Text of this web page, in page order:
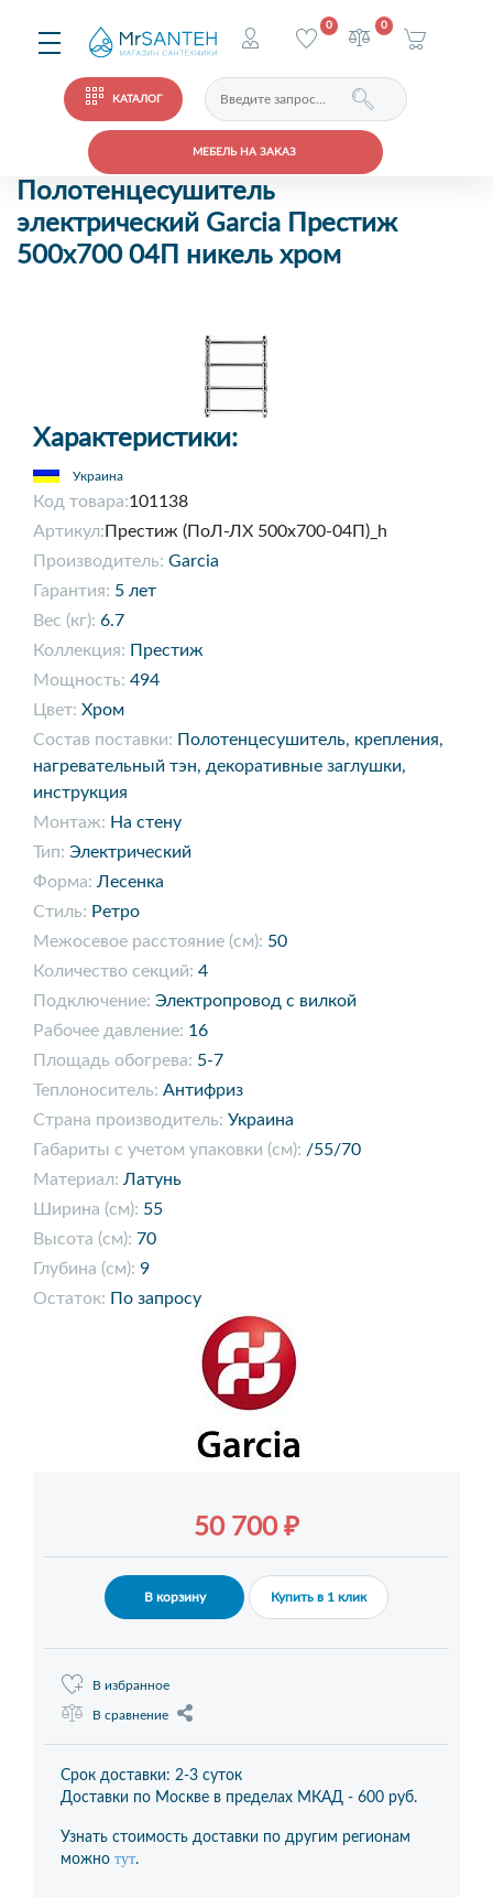
КАТАЛОГ
МЕБЕЛЬ НА ЗАКАЗ
0 0
Полотенцесушитель
электрический Garcia Престиж
500х700 04П никель хром
Характеристики:
Украина
Код товара:101138
Артикул: Престиж (ПоЛ-ЛХ 500х700-04П)_h
Производитель: Garcia
Гарантия: 5 лет
Вес (кг): 6.7
Коллекция: Престиж
Мощность: 494
Цвет: Хром
Состав поставки: Полотенцесушитель, крепления,
нагревательный тэн, декоративные заглушки,
инструкция
Монтаж: На стену
Тип: Электрический
Форма: Лесенка
Стиль: Ретро
Межосевое расстояние (см): 50
Количество секций: 4
Подключение: Электропровод с вилкой
Рабочее давление: 16
Площадь обогрева: 5-7
Теплоноситель: Антифриз
Страна производитель: Украина
Габариты с учетом упаковки (см): /55/70
Материал: Латунь
Ширина (см): 55
Высота (см): 70
Глубина (см): 9
Остаток: По запросу
50 700 ₽
В корзину Купить в 1 клик
В избранное
В сравнение
Срок доставки: 2-3 суток
Доставки по Москве в пределах МКАД - 600 руб.
Узнать стоимость доставки по другим регионам
можно тут.